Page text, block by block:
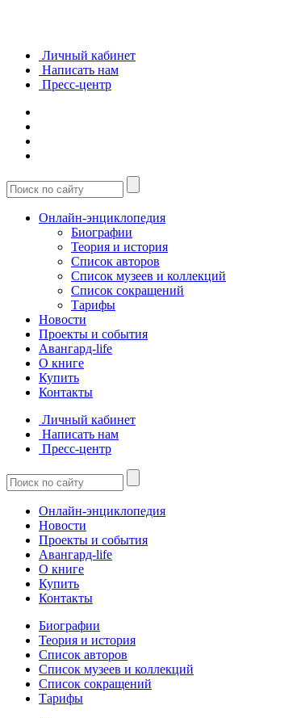
Личный кабинет
Написать нам
Пресс-центр
Онлайн-энциклопедия
Биографии
Теория и история
Список авторов
Список музеев и коллекций
Список сокращений
Тарифы
Новости
Проекты и события
Авангард-life
О книге
Купить
Контакты
Личный кабинет
Написать нам
Пресс-центр
Онлайн-энциклопедия
Новости
Проекты и события
Авангард-life
О книге
Купить
Контакты
Биографии
Теория и история
Список авторов
Список музеев и коллекций
Список сокращений
Тарифы